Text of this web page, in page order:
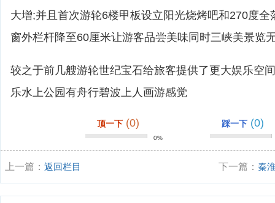
大增;并且首次游轮6楼甲板设立阳光烧烤吧和270度全
窗外栏杆降至60厘米让游客品尝美味同时三峡美景览
较之于前几艘游轮世纪宝石给旅客提供了更大娱乐空
乐水上公园有舟行碧波上人画游感觉
顶一下 (0)
0%
踩一下 (0)
上一篇： 返回栏目 下一篇：秦
么？